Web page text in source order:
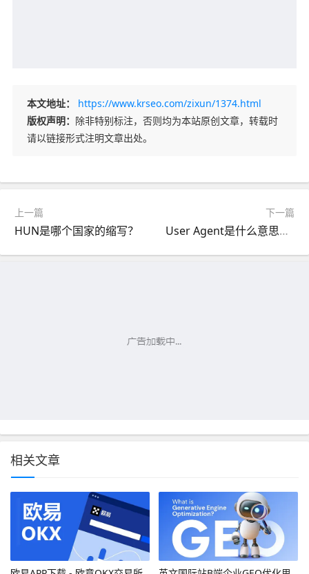
本文地址：
https://www.krseo.com/zixun/1374.html
版权声明： 除非特别标注，否则均为本站原创文章，转载时
请以链接形式注明文章出处。
上一篇
HUN是哪个国家的缩写？
下一篇
User Agent是什么意思？UA有什么作用？
相关文章